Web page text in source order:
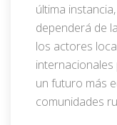
última
dependerá de
los actores
un futuro más
comunidades